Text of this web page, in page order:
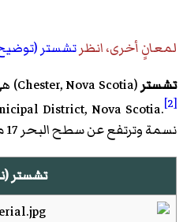
لمعانٍ أخرى، انظرتشستر
تشستر(
Chester, Nova Scotia
)‏
District, Nova Scotia.[2]
نسمة وترتفع عن سطح البحر 17 متر.
تشستر